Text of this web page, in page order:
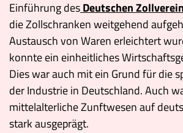
Einführung desDeutschen
die Zollschranken weitgehend
Austausch von Waren erleichtert
konnte ein einheitliches
Dies war auch mit ein Grund für die
der Industrie in Deutschland. Auch
mittelalterliche Zunftwesen auf
stark ausgeprägt.